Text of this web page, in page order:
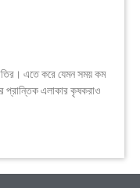
এতে করে যেমন সময় কম
প্রান্তিক এলাকার কৃষকরাও